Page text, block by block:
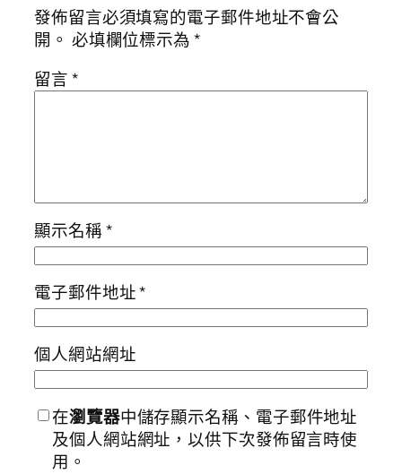
發佈留言必須填寫的電子郵件地址不會公
開。 必填欄位標示為*
留言*
顯示名稱*
電子郵件地址*
個人網站網址
在瀏覽器中儲存顯示名稱、電子郵件地址
及個人網站網址，以供下次發佈留言時使
用。